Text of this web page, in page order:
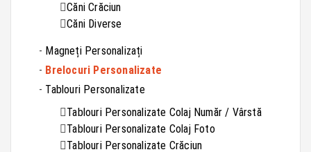
Căni Crăciun
Căni Diverse
Magneți Personalizați
Brelocuri Personalizate
Tablouri Personalizate
Tablouri Personalizate Colaj Număr / Vârstă
Tablouri Personalizate Colaj Foto
Tablouri Personalizate Crăciun